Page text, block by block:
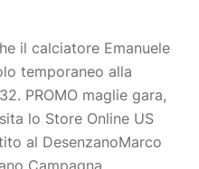
il calciatore Emanuele
temporaneo alla
PROMO maglie gara,
lo Store Online US
al DesenzanoMarco
Campagna